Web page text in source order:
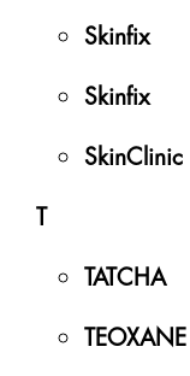
Skinfix
Skinfix
SkinClinic
T
TATCHA
TEOXANE